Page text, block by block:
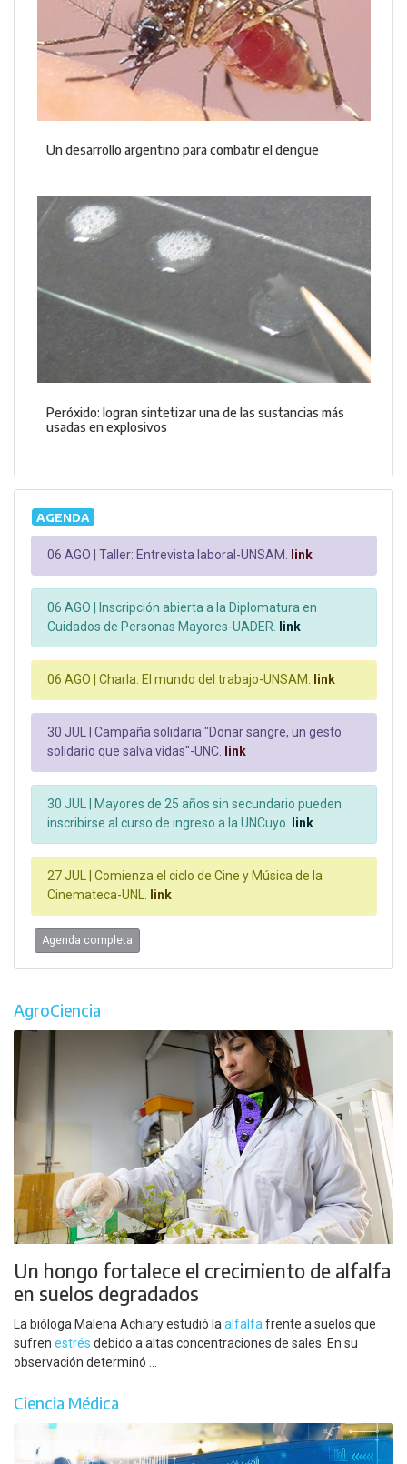
Un desarrollo argentino para combatir el dengue
Peróxido: logran sintetizar una de las sustancias más
usadas en explosivos
AGENDA
06 AGO | Taller: Entrevista laboral-UNSAM. link
06 AGO |
Inscripción abierta a la Diplomatura en
Cuidados de Personas Mayores-UADER. link
06 AGO | Charla: El mundo del trabajo-UNSAM. link
30 JUL | Campaña solidaria "Donar sangre, un gesto
solidario que salva vidas"-UNC. link
30 JUL |
Mayores de 25 años sin secundario pueden
inscribirse al curso de ingreso a la UNCuyo. link
27 JUL | Comienza el ciclo de Cine y Música de la
Cinemateca-UNL. link
Agenda completa
AgroCiencia
Un hongo fortalece el crecimiento de alfalfa
en suelos degradados
La bióloga Malena Achiary estudió la alfalfa frente a suelos que
sufren estrés debido a altas concentraciones de sales. En su
observación determinó ...
Ciencia Médica